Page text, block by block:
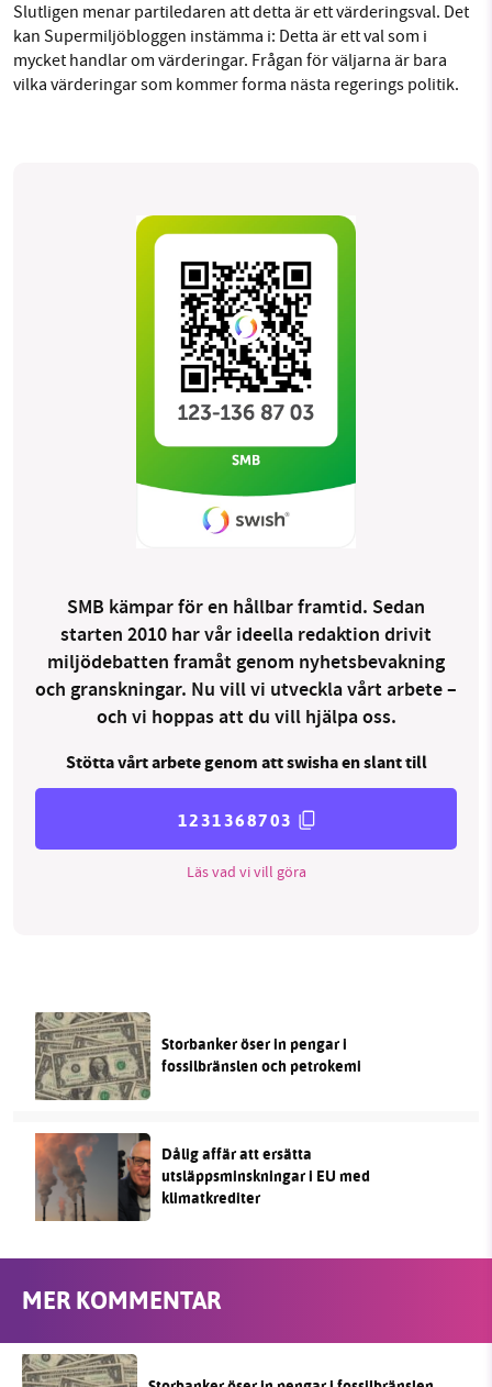
Slutligen menar partiledaren att detta är ett värderingsval. Det
kan Supermiljöbloggen instämma i: Detta är ett val som i
mycket handlar om värderingar. Frågan för väljarna är bara
vilka värderingar som kommer forma nästa regerings politik.
SMB kämpar för en hållbar framtid. Sedan
starten 2010 har vår ideella redaktion drivit
miljödebatten framåt genom nyhetsbevakning
och granskningar. Nu vill vi utveckla vårt arbete –
och vi hoppas att du vill hjälpa oss.
Stötta vårt arbete genom att swisha en slant till
1231368703
Läs vad vi vill göra
Storbanker öser in pengar i
fossilbränslen och petrokemi
Dålig affär att ersätta
utsläppsminskningar i EU med
klimatkrediter
MER KOMMENTAR